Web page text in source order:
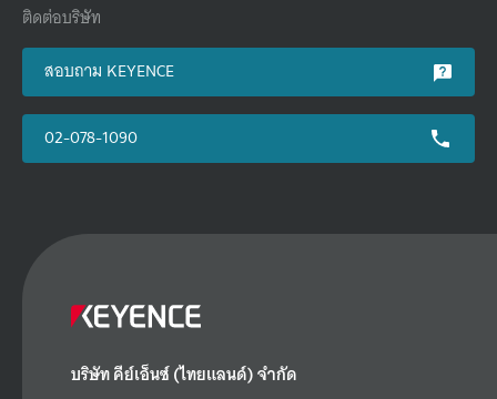
ติดต่อบริษัท
สอบถาม KEYENCE
02-078-1090
บริษัท คีย์เอ็นซ์ (ไทยแลนด์) จำกัด